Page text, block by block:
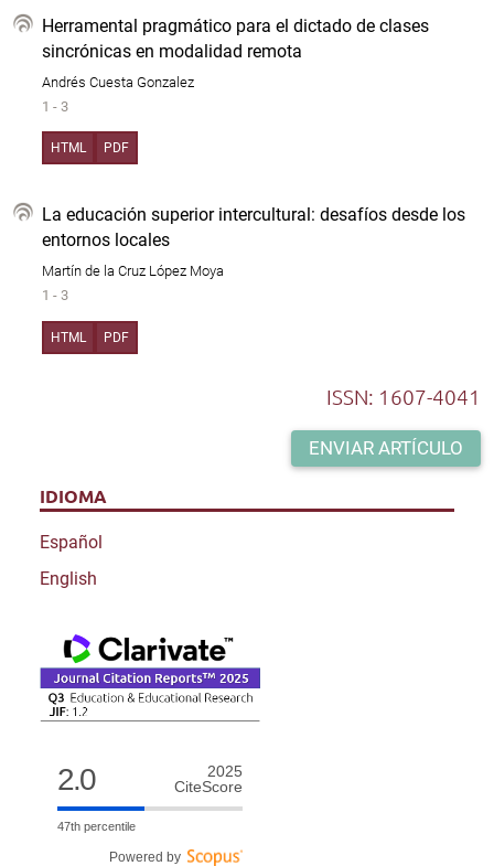
Herramental pragmático para el dictado de clases
sincrónicas en modalidad remota
Andrés Cuesta Gonzalez
1 - 3
HTML PDF
La educación superior intercultural: desafíos desde los
entornos locales
Martín de la Cruz López Moya
1 - 3
HTML PDF
ISSN: 1607-4041
ENVIAR ARTÍCULO
IDIOMA
Español
English
2.0
2025
CiteScore
47th percentile
Powered by